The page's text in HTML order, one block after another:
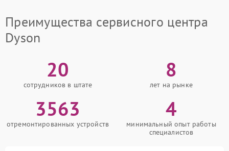
Преимущества сервисного центра
Dyson
20
сотрудников в штате
8
лет на рынке
3563
отремонтированных устройств
4
минимальный опыт работы
специалистов